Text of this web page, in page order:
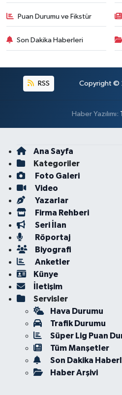
Puan Durumu ve Fikstür
Son Dakika Haberleri
RSS Copyright ©
Haber Yazılımı:
Ana Sayfa
Kategoriler
Foto Galeri
Video
Yazarlar
Firma Rehberi
Seri İlan
Röportaj
Biyografi
Anketler
Künye
İletişim
Servisler
Hava Durumu
Trafik Durumu
Süper Lig Puan
Tüm Manşetler
Son Dakika
Haber Arşivi